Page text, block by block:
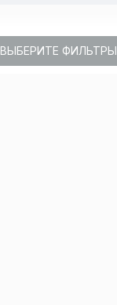
ВЫБЕРИТЕ ФИЛЬТРЫ